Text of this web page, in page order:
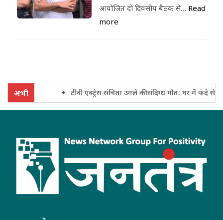
आयोजित दो दिवसीय बैठक से… Read
more
अभी टीवी एक्ट्रेस संचिता उगले की संदिग्ध मौत: घर में फंदे से